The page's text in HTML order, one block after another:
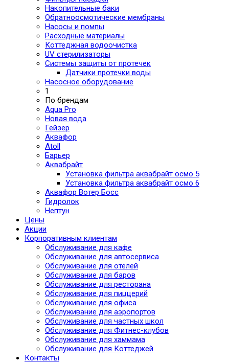
Накопительные баки
Обратноосмотические мембраны
Насосы и помпы
Расходные материалы
Коттеджная водоочистка
UV стерилизаторы
Системы защиты от протечек
Датчики протечки воды
Насосное оборудование
1
По брендам
Aqua Pro
Новая вода
Гейзер
Аквафор
Atoll
Барьер
Аквабрайт
Установка фильтра аквабрайт осмо 5
Установка фильтра аквабрайт осмо 6
Аквафор Вотер Босс
Гидролок
Нептун
Цены
Акции
Корпоративным клиентам
Обслуживание для кафе
Обслуживание для автосервиса
Обслуживание для отелей
Обслуживание для баров
Обслуживание для ресторана
Обслуживание для пиццерий
Обслуживание для офиса
Обслуживание для аэропортов
Обслуживание для частных школ
Обслуживание для Фитнес-клубов
Обслуживание для хаммама
Обслуживание для Коттеджей
Контакты